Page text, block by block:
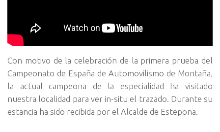
Con motivo de la celebración de la primera prueba del
Campeonato de España de Automovilismo de Montaña,
la actual campeona de la especialidad ha visitado
nuestra localidad para ver in-situ el trazado. Durante su
estancia ha sido recibida por el Alcalde de Estepona.